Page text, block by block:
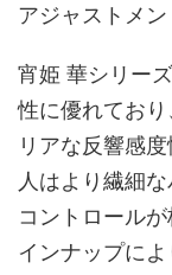
アジャストメン
宵姫 華シリー
性に優れてお
リアな反響感
人はより繊細
コントロール
インナップに